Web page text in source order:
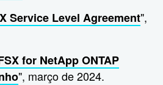
Service Level Agreement",
for NetApp ONTAP
", março de 2024.